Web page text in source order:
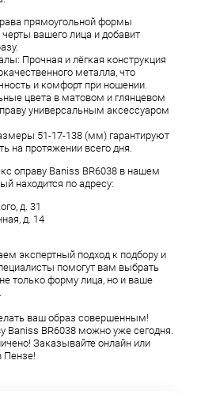
прямоугольной формы
вашего лица и добавит
Прочная и лёгкая конструкция
металла, что
и комфорт при ношении.
цвета в матовом и глянцевом
универсальным аксессуаром
51-17-138 (мм) гарантируют
на протяжении всего дня.
оправу Baniss BR6038 в нашем
находится по адресу:
д. 31
д. 14
экспертный подход к подбору и
помогут вам выбрать
только форму лица, но и ваше
ваш образ совершенным!
Baniss BR6038 можно уже сегодня.
Заказывайте онлайн или
Пензе!